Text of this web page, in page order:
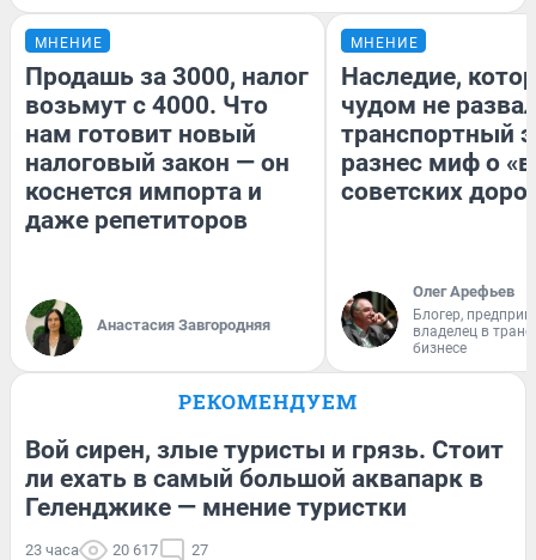
МНЕНИЕ
Продашь за 3000, налог
возьмут с 4000. Что
нам готовит новый
налоговый закон — он
коснется импорта и
даже репетиторов
Анастасия Завгородняя
МНЕНИЕ
Наследие,
чудом не
транспортный
разнес миф о
советских
Олег Арефьев
Блогер,
владелец в
бизнесе
РЕКОМЕНДУЕМ
Вой сирен, злые туристы и грязь. Стоит
ли ехать в самый большой аквапарк в
Геленджике — мнение туристки
23 часа 20 617 27